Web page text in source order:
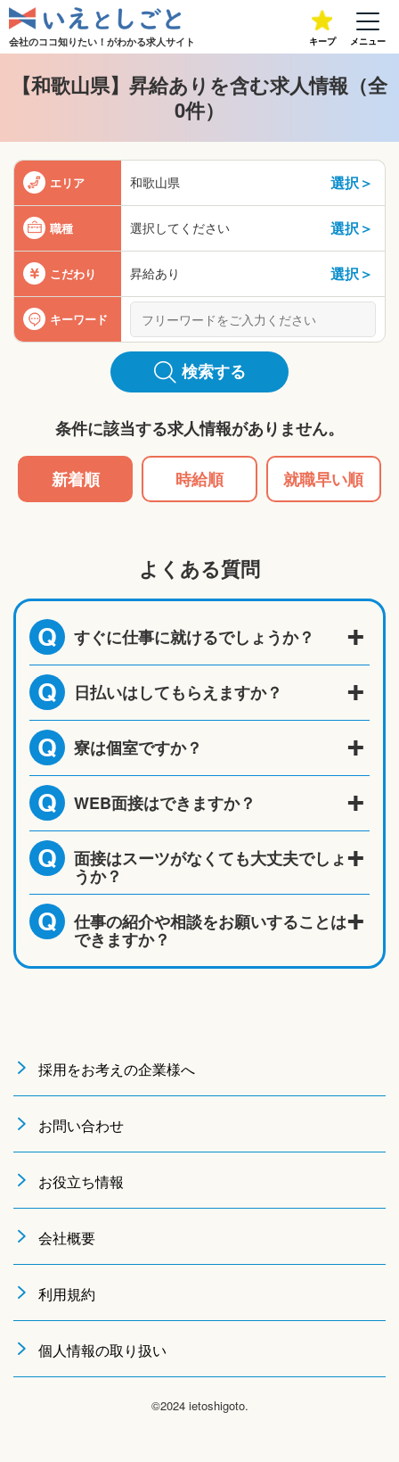
会社のココ知りたい！がわかる求人サイト キープ メニュー
【和歌山県】昇給ありを含む求人情報（全
0件）
エリア 和歌山県 選択＞
職種 選択してください 選択＞
こだわり 昇給あり 選択＞
キーワード
検索する
条件に該当する求人情報がありません。
新着順 時給順 就職早い順
よくある質問
Q すぐに仕事に就けるでしょうか？
Q 日払いはしてもらえますか？
Q 寮は個室ですか？
Q WEB面接はできますか？
Q 面接はスーツがなくても大丈夫でしょ
うか？
Q 仕事の紹介や相談をお願いすることは
できますか？
採用をお考えの企業様へ
お問い合わせ
お役立ち情報
会社概要
利用規約
個人情報の取り扱い
©2024 ietoshigoto.